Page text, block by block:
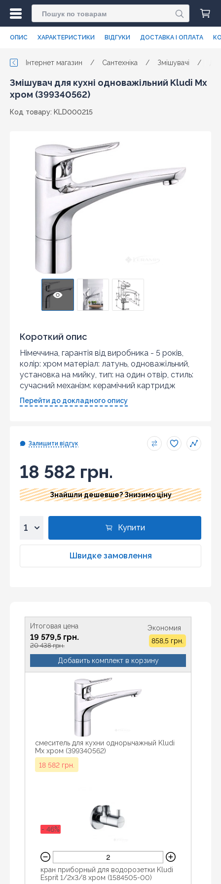
ОПИС ХАРАКТЕРИСТИКИ ВІДГУКИ ДОСТАВКА І ОПЛАТА
Інтернет магазин / Сантехніка / Змішувачі /
Змішувач для кухні одноважільний Kludi Mx
хром (399340562)
Код товару: KLD000215
Короткий опис
Німеччина, гарантія від виробника - 5 років,
колір: хром матеріал: латунь, одноважільний,
установка на мийку, тип: на один отвір, стиль:
сучасний механізм: керамічний картридж
Перейти до докладного опису
Залишити відгук
18 582 грн.
Знайшли дешевше? Знизимо ціну
3
7
10
Купити
Швидке замовлення
Итоговая цена
19 579,5 грн.
20 438 грн.
Экономия
858,5 грн.
Добавить комплект в корзину
смеситель для кухни однорычажный Kludi
Mx хром (399340562)
18 582 грн.
- 46%
кран приборный для водорозетки Kludi
Esprit 1/2x3/8 хром (1584505-00)